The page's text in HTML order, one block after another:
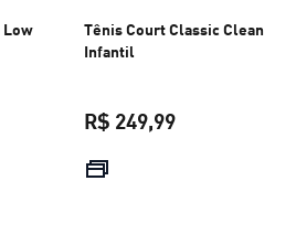
Low
R$ 299,99
Tênis Court Classic Clean
Infantil
R$ 249,99